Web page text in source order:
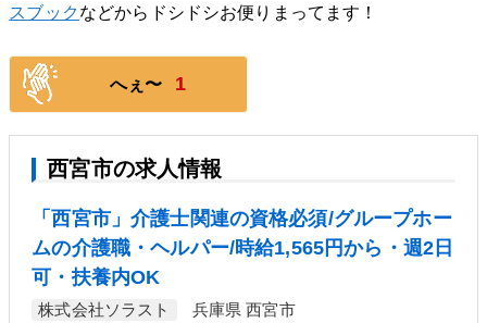
スブック などからドシドシお便りまってます！
へぇ〜 1
西宮市の求人情報
「西宮市」介護士関連の資格必須/グループホー
ムの介護職・ヘルパー/時給1,565円から・週2日
可・扶養内OK
株式会社ソラスト
兵庫県 西宮市